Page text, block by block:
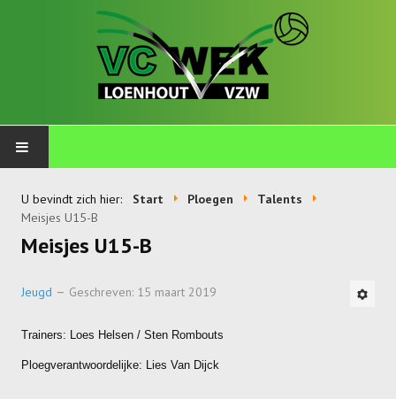
Jongens U11-A
Jongens U11-B
Jongens U11-C
U bevindt zich hier: Start Ploegen
Talents
Meisjes U15-B
Meisjes U15-B
Jeugd Geschreven: 15 maart 2019
Trainers: Loes Helsen / Sten Rombouts
Ploegverantwoordelijke: Lies Van Dijck